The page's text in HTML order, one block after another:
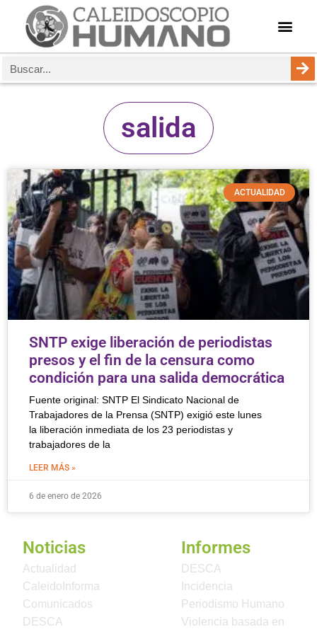
salida
ACTUALIDAD
SNTP exige liberación de periodistas
presos y el fin de la censura como
condición para una salida democrática
Fuente original: SNTP El Sindicato Nacional de
Trabajadores de la Prensa (SNTP) exigió este lunes
la liberación inmediata de los 23 periodistas y
trabajadores de la
LEER MÁS »
6 de enero de 2026
Noticias
Actualidad
CaleidoInforma
Comunicados
DESCA
Informes
DESCA
Incidencia
Periodismo Humano
Violencia basada en